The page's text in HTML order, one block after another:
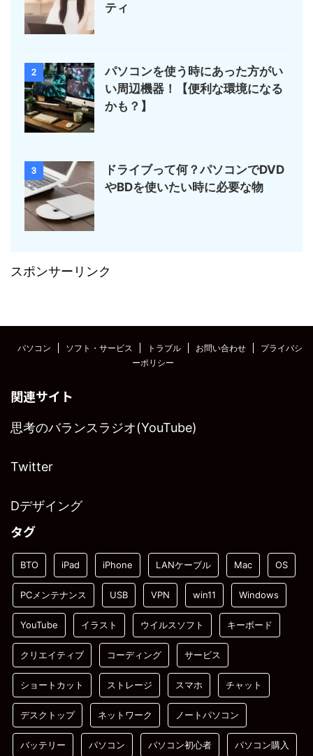
ティ
2
パソコンを使う時にあった方がい
い周辺機器！【便利な環境になる
かも？】
3
ドライブって何？パソコンでDVD
やBDを使いたい時に必要な物
スポンサーリンク
パソコン ソフト・サービス トラブル お問い合わせ
プライバシ
ーポリシー
関連サイト
思考のバランスラジオ(YouTube)
Twitter
Dデザイング
タグ
BTO iPad iPhone LANケーブル Mac OS
PCメンテナンス USB VPN win11 Windows
YouTube イラスト ウイルスソフト キーボード
クリエイティブ コーディング サービス
ショートカット ストレージ スマホ チャット
デスクトップ ネットワーク ノートパソコン
バッテリー パソコン パソコン初心者 パソコン購入